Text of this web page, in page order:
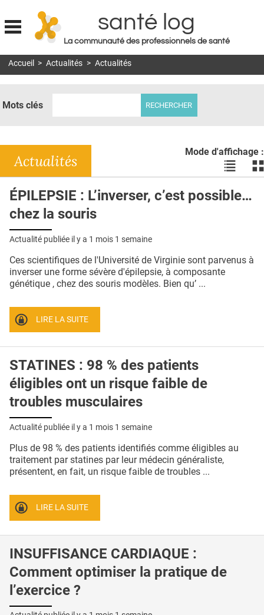
Jump to navigation
santé log
La communauté des professionnels de santé
MON COMPTE
DOSSIERS
RÉSEAUX
E-REVUE SAD
QUI SOMMES-NOUS ?
CONDITIONS GÉNÉRALES
CRÉDITS
Accueil > Actualités > Actualités
Mots clés
Mode d'affichage :
Voir
les
en
les
Actualités
ÉPILEPSIE : L’inverser, c’est possible…
chez la souris
Actualité publiée il y a 1 mois 1 semaine
Ces scientifiques de l'Université de Virginie sont parvenus à
inverser une forme sévère d'épilepsie, à composante
génétique , chez des souris modèles. Bien qu’ ...
LIRE LA SUITE
STATINES : 98 % des patients
éligibles ont un risque faible de
troubles musculaires
Actualité publiée il y a 1 mois 1 semaine
Plus de 98 % des patients identifiés comme éligibles au
traitement par statines par leur médecin généraliste,
présentent, en fait, un risque faible de troubles ...
LIRE LA SUITE
INSUFFISANCE CARDIAQUE :
Comment optimiser la pratique de
l’exercice ?